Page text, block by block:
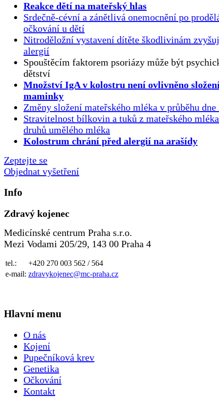
Reakce dětí na mateřský hlas
Srdečně-cévní a zánětlivá onemocnění po
očkování u dětí
Nitroděložní vystavení dítěte škodlivinám
alergií
Spouštěcím faktorem psoriázy může být
dětství
Množství IgA v kolostru není ovlivněno
maminky
Změny složení mateřského mléka v průběhu dne
Stravitelnost bílkovin a tuků z mateřského
druhů umělého mléka
Kolostrum chrání před alergií na arašídy
Zeptejte se
Objednat vyšetření
Info
Zdravý kojenec
Medicínské centrum Praha s.r.o.
Mezi Vodami 205/29, 143 00 Praha 4
tel.:
+420 270 003 562 / 564
e-mail: zdravykojenec@mc-praha.cz
Hlavní menu
O nás
Kojení
Pupečníková krev
Genetika
Očkování
Kontakt